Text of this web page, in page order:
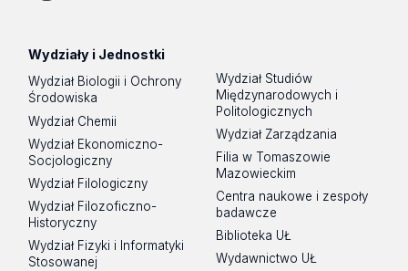
Wydziały i Jednostki
Wydział Biologii i Ochrony
Środowiska
Wydział Chemii
Wydział Ekonomiczno-
Socjologiczny
Wydział Filologiczny
Wydział Filozoficzno-
Historyczny
Wydział Fizyki i Informatyki
Stosowanej
Wydział Studiów
Międzynarodowych i
Politologicznych
Wydział Zarządzania
Filia w Tomaszowie
Mazowieckim
Centra naukowe i zespoły
badawcze
Biblioteka UŁ
Wydawnictwo UŁ